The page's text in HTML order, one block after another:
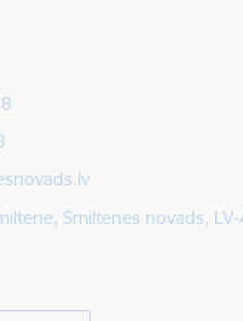
Smiltenes novads,